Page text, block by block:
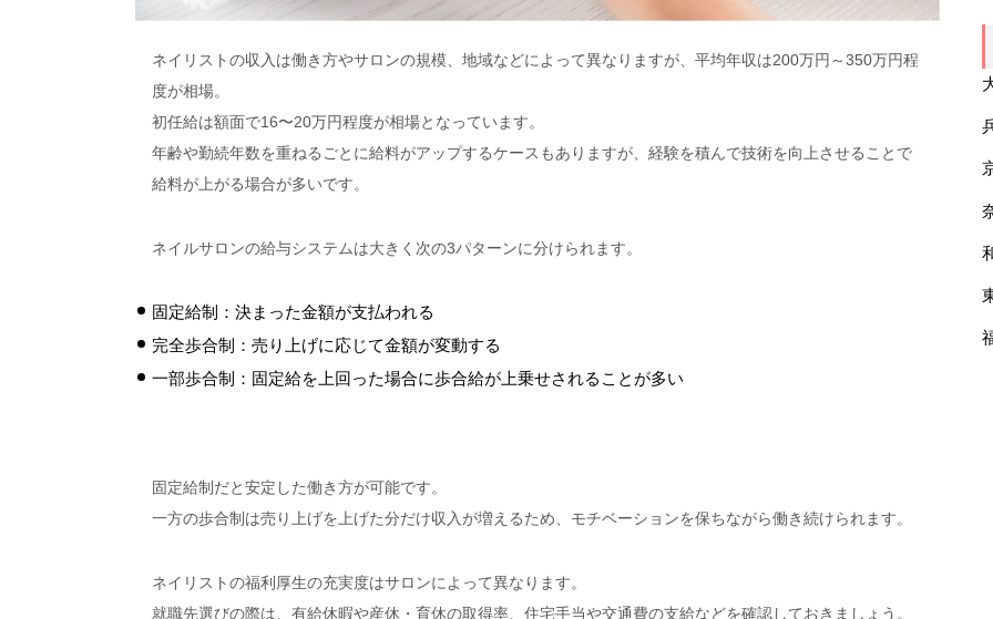
ネイリストの収入は働き方やサロンの規模、地域などによって異なりますが、平均年収は200万円～350万円程
度が相場。
初任給は額面で16〜20万円程度が相場となっています。
年齢や勤続年数を重ねるごとに給料がアップするケースもありますが、経験を積んで技術を向上させることで
給料が上がる場合が多いです。
ネイルサロンの給与システムは大きく次の3パターンに分けられます。
固定給制：決まった金額が支払われる
完全歩合制：売り上げに応じて金額が変動する
一部歩合制：固定給を上回った場合に歩合給が上乗せされることが多い
固定給制だと安定した働き方が可能です。
一方の歩合制は売り上げを上げた分だけ収入が増えるため、モチベーションを保ちながら働き続けられます。
ネイリストの福利厚生の充実度はサロンによって異なります。
就職先選びの際は、有給休暇や産休・育休の取得率、住宅手当や交通費の支給などを確認しておきましょう。